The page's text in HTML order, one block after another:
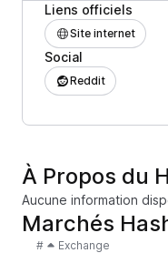
Liens officiels
Site internet
Social
Reddit
À Propos du
Aucune information
Marchés
# Exchange